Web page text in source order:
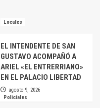
Locales
EL INTENDENTE DE SAN
GUSTAVO ACOMPAÑÓ A
ARIEL «EL ENTRERRIANO»
EN EL PALACIO LIBERTAD
agosto 9, 2026
Policiales